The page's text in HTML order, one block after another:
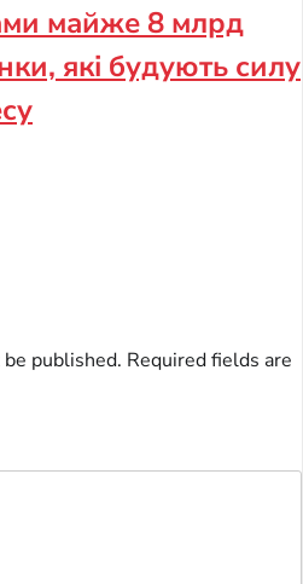
майже 8 млрд
які будують силу
published. Required fields are